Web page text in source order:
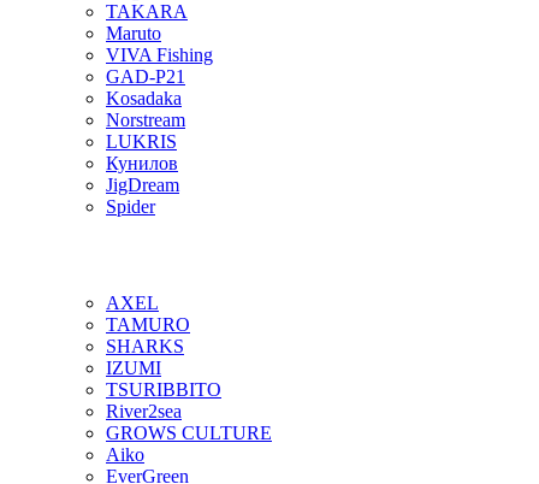
TAKARA
Maruto
VIVA Fishing
GAD-P21
Kosadaka
Norstream
LUKRIS
Кунилов
JigDream
Spider
AXEL
TAMURO
SHARKS
IZUMI
TSURIBBITO
River2sea
GROWS CULTURE
Aiko
EverGreen